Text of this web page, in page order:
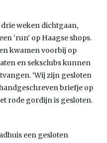
weken dichtgaan,
‘run’ op Haagse shops.
kwamen voorbij op
en seksclubs kunnen
‘Wij zijn gesloten
briefje op
rode gordijn is gesloten.
een gesloten